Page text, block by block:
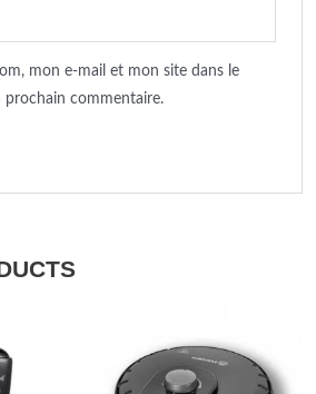
mon e-mail et mon site dans le
commentaire.